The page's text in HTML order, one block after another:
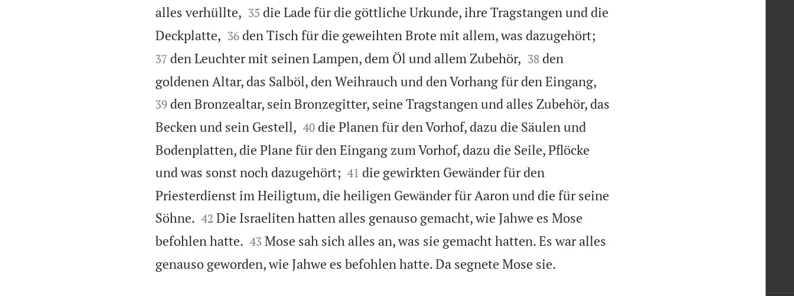
alles verhüllte,
35 die Lade für die göttliche Urkunde, ihre Tragstangen und die
Deckplatte,
36 den Tisch für die geweihten Brote mit allem, was dazugehört;
37 den Leuchter mit seinen Lampen, dem Öl und allem Zubehör,
38 den
goldenen Altar, das Salböl, den Weihrauch und den Vorhang für den Eingang,
39 den Bronzealtar, sein Bronzegitter, seine Tragstangen und alles Zubehör, das
Becken und sein Gestell,
40 die Planen für den Vorhof, dazu die Säulen und
Bodenplatten, die Plane für den Eingang zum Vorhof, dazu die Seile, Pflöcke
und was sonst noch dazugehört;
41 die gewirkten Gewänder für den
Priesterdienst im Heiligtum, die heiligen Gewänder für Aaron und die für seine
Söhne.
42 Die Israeliten hatten alles genauso gemacht, wie Jahwe es Mose
befohlen hatte.
43 Mose sah sich alles an, was sie gemacht hatten. Es war alles
genauso geworden, wie Jahwe es befohlen hatte. Da segnete Mose sie.